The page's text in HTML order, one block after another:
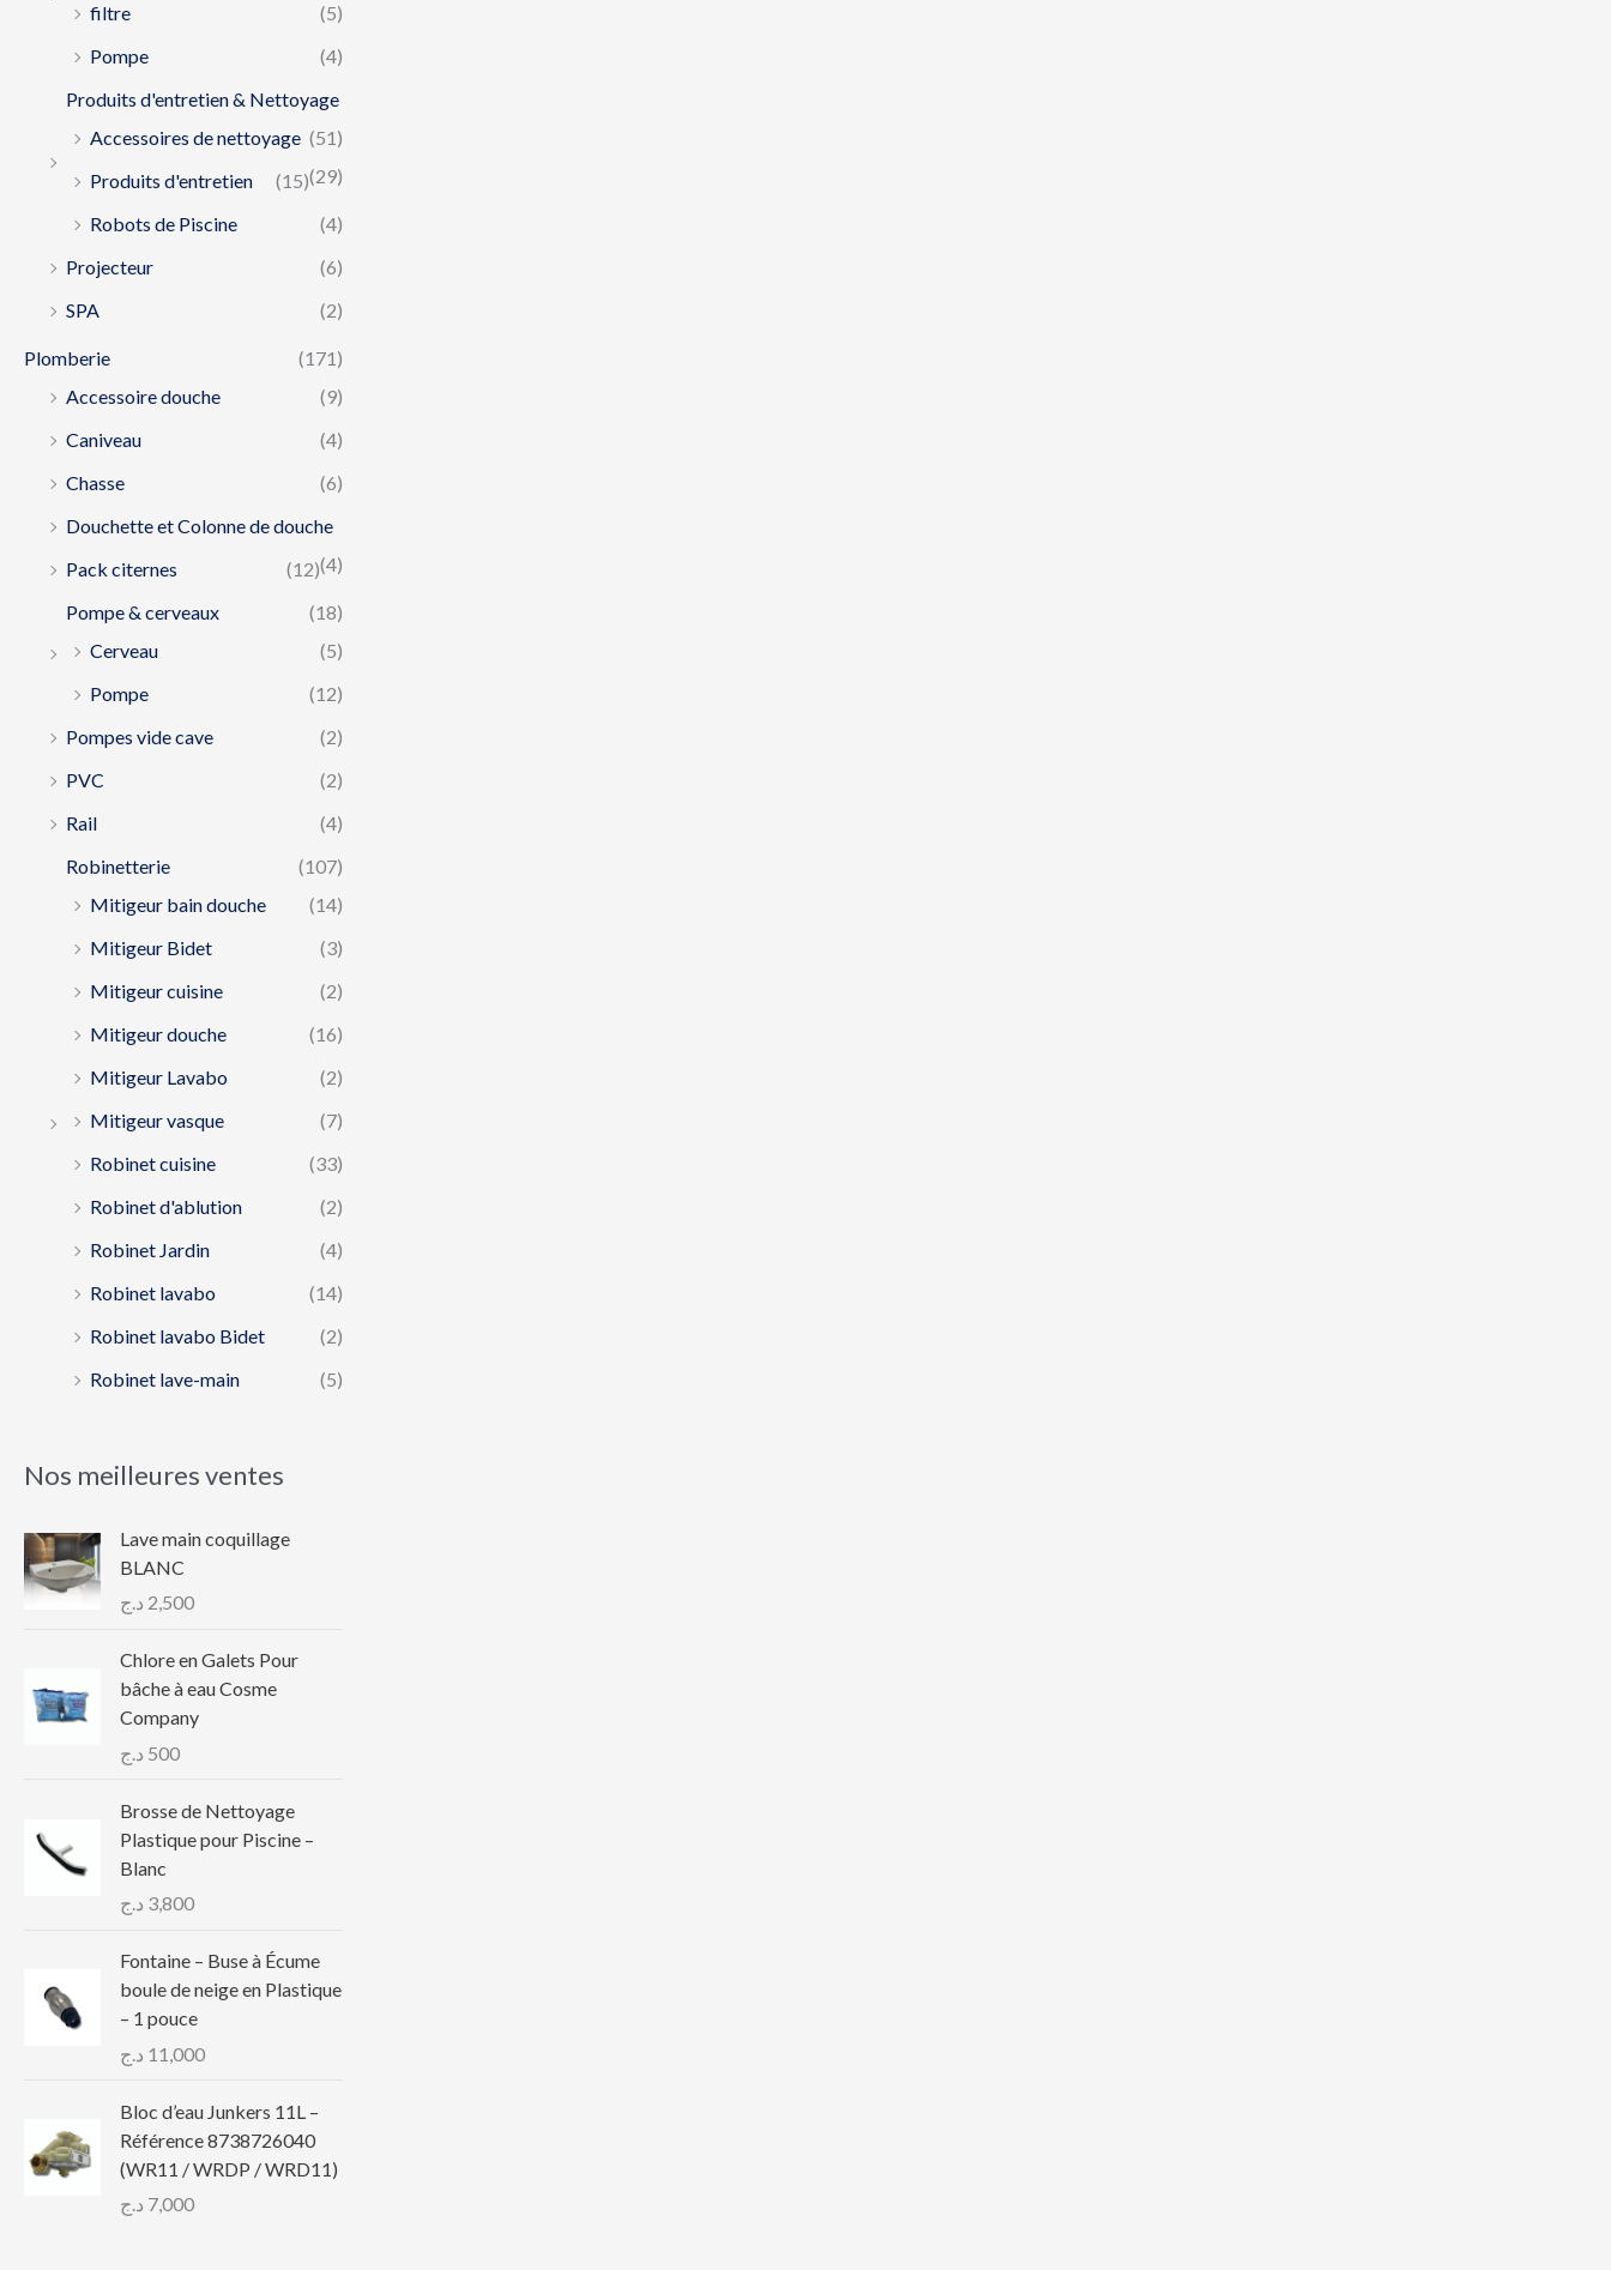
filtre
(5)
Pompe
(4)
Produits d'entretien & Nettoyage
(51)
Accessoires de nettoyage
(29)
Produits d'entretien
(15)
Robots de Piscine
(4)
Projecteur
(6)
SPA
(2)
Plomberie
(171)
Accessoire douche
(9)
Caniveau
(4)
Chasse
(6)
Douchette et Colonne de douche
(4)
Pack citernes
(12)
Pompe & cerveaux
(18)
Cerveau
(5)
Pompe
(12)
Pompes vide cave
(2)
PVC
(2)
Rail
(4)
Robinetterie
(107)
Mitigeur bain douche
(14)
Mitigeur Bidet
(3)
Mitigeur cuisine
(2)
Mitigeur douche
(16)
Mitigeur Lavabo
(2)
Mitigeur vasque
(7)
Robinet cuisine
(33)
Robinet d'ablution
(2)
Robinet Jardin
(4)
Robinet lavabo
(14)
Robinet lavabo Bidet
(2)
Robinet lave-main
(5)
Nos meilleures ventes
Lave main coquillage
BLANC
2,500 د.ج
Chlore en Galets Pour
bâche à eau Cosme
Company
500 د.ج
Brosse de Nettoyage
Plastique pour Piscine –
Blanc
3,800 د.ج
Fontaine – Buse à Écume
boule de neige en Plastique
– 1 pouce
11,000 د.ج
Bloc d’eau Junkers 11L –
Référence 8738726040
(WR11 / WRDP / WRD11)
7,000 د.ج